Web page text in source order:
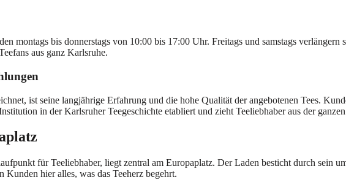
montags bis donnerstags von 10:00 bis 17:00 Uhr. Freitags und samstags
aus ganz Karlsruhe.
ist seine langjährige Erfahrung und die hohe Qualität der angebotenen Tees.
in der Karlsruher Teegeschichte etabliert und zieht Teeliebhaber aus der
für Teeliebhaber, liegt zentral am Europaplatz. Der Laden besticht durch sein
hier alles, was das Teeherz begehrt.